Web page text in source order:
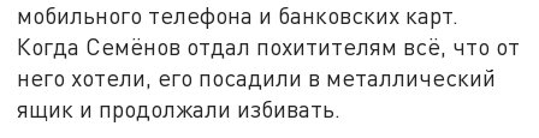
мобильного телефона и банковских карт.
Когда Семёнов отдал похитителям всё, что от
него хотели, его посадили в металлический
ящик и продолжали избивать.